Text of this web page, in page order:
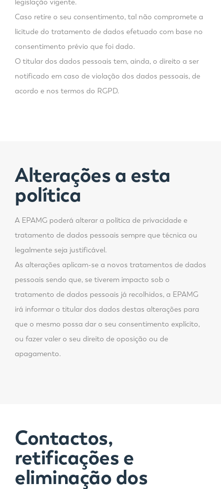
legislação vigente.
Caso retire o seu consentimento, tal não compromete a
licitude do tratamento de dados efetuado com base no
consentimento prévio que foi dado.
O titular dos dados pessoais tem, ainda, o direito a ser
notificado em caso de violação dos dados pessoais, de
acordo e nos termos do RGPD.
Alterações a esta
política
A EPAMG poderá alterar a política de privacidade e
tratamento de dados pessoais sempre que técnica ou
legalmente seja justificável.
As alterações aplicam-se a novos tratamentos de dados
pessoais sendo que, se tiverem impacto sob o
tratamento de dados pessoais já recolhidos, a EPAMG
irá informar o titular dos dados destas alterações para
que o mesmo possa dar o seu consentimento explícito,
ou fazer valer o seu direito de oposição ou de
apagamento.
Contactos,
retificações e
eliminação dos